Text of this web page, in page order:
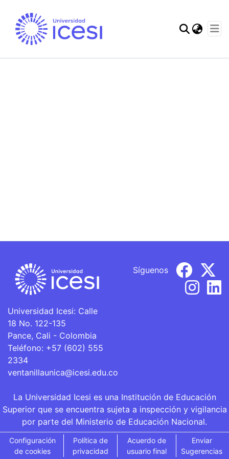
Universidad Icesi: Calle
18 No. 122-135
Pance, Cali - Colombia
Teléfono: +57 (602) 555
2334
ventanillaunica@icesi.edu.co
Síguenos
La Universidad Icesi es una Institución de Educación
Superior que se encuentra sujeta a inspección y vigilancia
por parte del Ministerio de Educación Nacional.
Configuración
de cookies
Política de
privacidad
Acuerdo de
usuario final
Enviar
Sugerencias